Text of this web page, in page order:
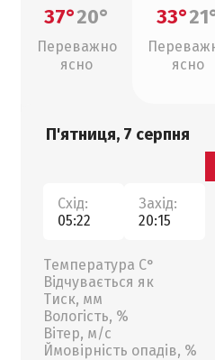
37°20°
Переважно
ясно
33°
ясно
П'ятниця, 7 серпня
Схід:
05:22
Захід:
20:15
Температура С°
Відчувається як
Тиск, мм
Вологість, %
Вітер, м/с
Ймовірність опадів, %